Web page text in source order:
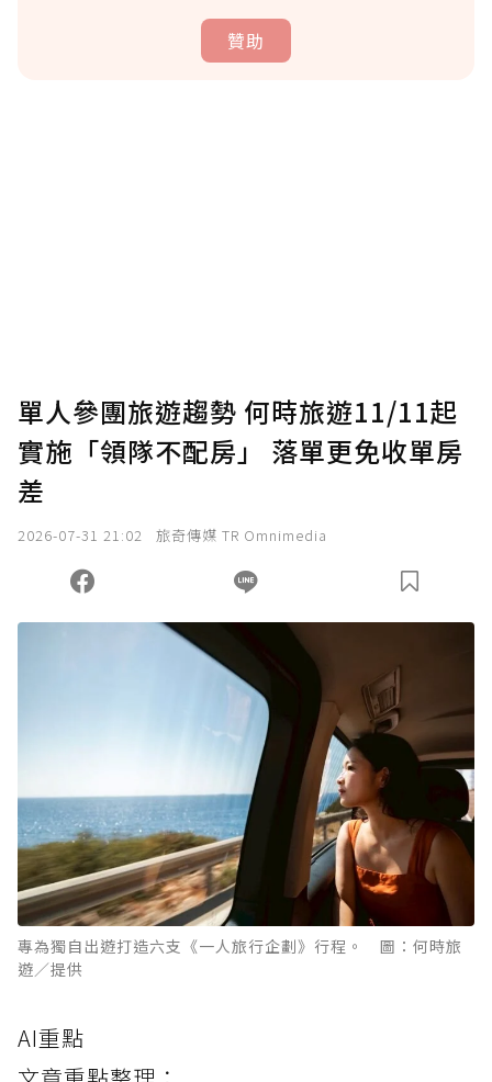
贊助
確認送出
您當前剩餘 U 利點數：0點；前往 購買點數
單人參團旅遊趨勢 何時旅遊11/11起
實施「領隊不配房」 落單更免收單房
差
2026-07-31 21:02 旅奇傳媒 TR Omnimedia
專為獨自出遊打造六支《一人旅行企劃》行程。 圖：何時旅
遊／提供
AI重點